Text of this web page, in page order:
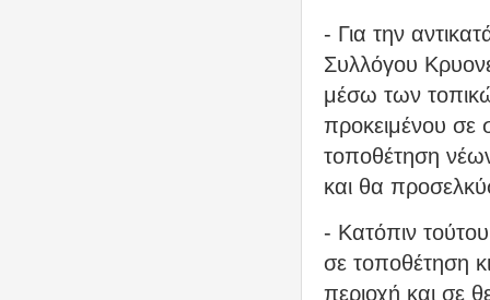
- Για την
Συλλόγου
μέσω των
προκειμένου σε
τοποθέτηση
και θα
- Κατόπιν
σε τοποθέτηση
περιοχή και σε